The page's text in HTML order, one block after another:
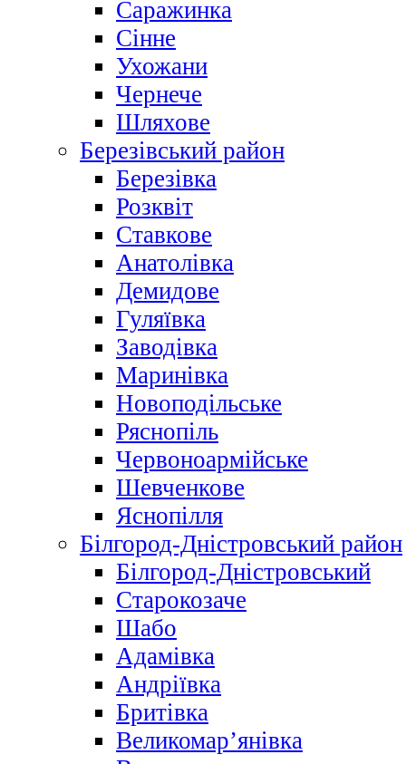
Саражинка
Сінне
Ухожани
Чернече
Шляхове
Березівський район
Березівка
Розквіт
Ставкове
Анатолівка
Демидове
Гуляївка
Заводівка
Маринівка
Новоподільське
Ряснопіль
Червоноармійське
Шевченкове
Яснопілля
Білгород-Дністровський район
Білгород-Дністровський
Старокозаче
Шабо
Адамівка
Андріївка
Бритівка
Великомар’янівка